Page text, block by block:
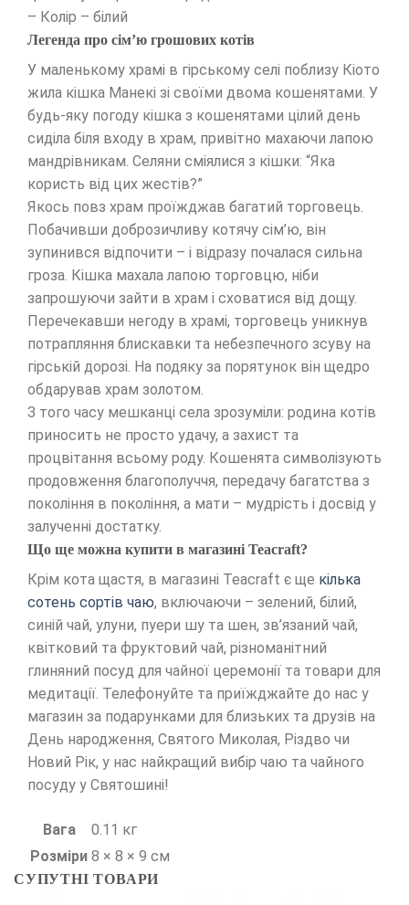
– Колір – білий
Легенда про сім’ю грошових котів
У маленькому храмі в гірському селі поблизу Кіото
жила кішка Манекі зі своїми двома кошенятами. У
будь-яку погоду кішка з кошенятами цілий день
сиділа біля входу в храм, привітно махаючи лапою
мандрівникам. Селяни сміялися з кішки: “Яка
користь від цих жестів?”
Якось повз храм проїжджав багатий торговець.
Побачивши доброзичливу котячу сім’ю, він
зупинився відпочити – і відразу почалася сильна
гроза. Кішка махала лапою торговцю, ніби
запрошуючи зайти в храм і сховатися від дощу.
Перечекавши негоду в храмі, торговець уникнув
потрапляння блискавки та небезпечного зсуву на
гірській дорозі. На подяку за порятунок він щедро
обдарував храм золотом.
З того часу мешканці села зрозуміли: родина котів
приносить не просто удачу, а захист та
процвітання всьому роду. Кошенята символізують
продовження благополуччя, передачу багатства з
покоління в покоління, а мати – мудрість і досвід у
залученні достатку.
Що ще можна купити в магазині Teacraft?
Крім кота щастя, в магазині Teacraft є ще кілька
сотень сортів чаю, включаючи – зелений, білий,
синій чай, улуни, пуери шу та шен, зв’язаний чай,
квітковий та фруктовий чай, різноманітний
глиняний посуд для чайної церемонії та товари для
медитації. Телефонуйте та приїжджайте до нас у
магазин за подарунками для близьких та друзів на
День народження, Святого Миколая, Різдво чи
Новий Рік, у нас найкращий вибір чаю та чайного
посуду у Святошині!
Вага
0.11 кг
Розміри 8 × 8 × 9 см
СУПУТНІ ТОВАРИ